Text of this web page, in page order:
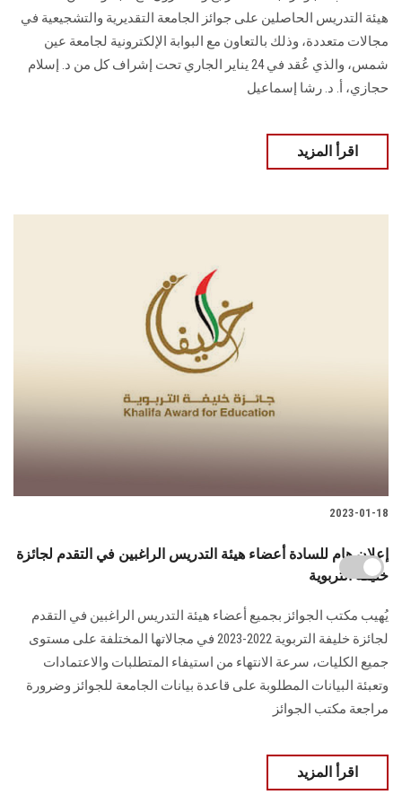
هيئة التدريس الحاصلين على جوائز الجامعة التقديرية والتشجيعية في
مجالات متعددة، وذلك بالتعاون مع البوابة الإلكترونية لجامعة عين
شمس، والذي عُقد في 24 يناير الجاري تحت إشراف كل من د. إسلام
حجازي، أ. د. رشا إسماعيل
اقرأ المزيد
2023-01-18
إعلان هام للسادة أعضاء هيئة التدريس الراغبين في التقدم لجائزة
خليفة التربوية
يُهيب مكتب الجوائز بجميع أعضاء هيئة التدريس الراغبين في التقدم
لجائزة خليفة التربوية 2022-2023 في مجالاتها المختلفة على مستوى
جميع الكليات، سرعة الانتهاء من استيفاء المتطلبات والاعتمادات
وتعبئة البيانات المطلوبة على قاعدة بيانات الجامعة للجوائز وضرورة
مراجعة مكتب الجوائز
اقرأ المزيد